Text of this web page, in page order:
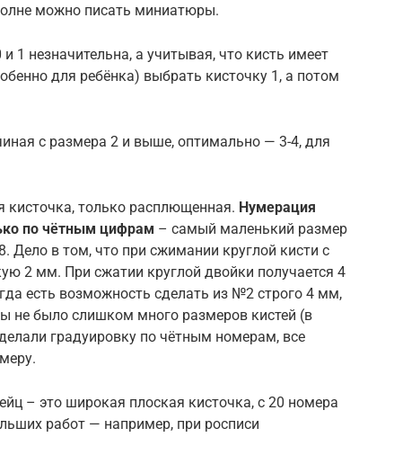
можно писать миниатюры.
1 незначительна, а учитывая, что кисть имеет
для ребёнка) выбрать кисточку 1, а потом
с размера 2 и выше, оптимально — 3-4, для
кисточка, только расплющенная. Нумерация
по чётным цифрам – самый маленький размер
Дело в том, что при сжимании круглой кисти с
2 мм. При сжатии круглой двойки получается 4
есть возможность сделать из №2 строго 4 мм,
не было слишком много размеров кистей (в
градуировку по чётным номерам, все
– это широкая плоская кисточка, с 20 номера
работ — например, при росписи